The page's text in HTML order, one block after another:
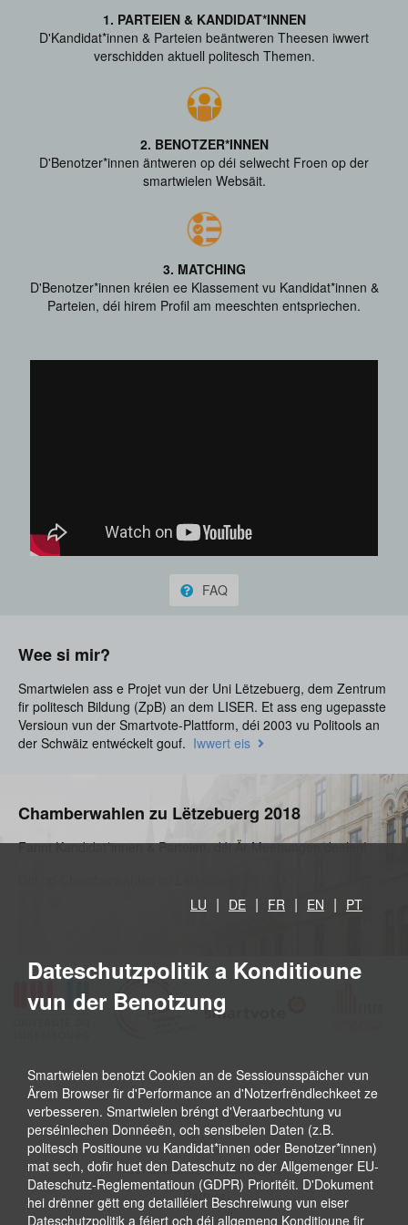
LU DE FR EN PT
Dateschutzpolitik a Konditioune
vun der Benotzung
Smartwielen benotzt Cookien an de Sessiounsspäicher vun
Ärem Browser fir d'Performance an d'Notzerfrëndlechkeet ze
verbesseren. Smartwielen bréngt d'Veraarbechtung vu
perséinlechen Donnéeën, och sensibelen Daten (z.B.
politesch Positioune vu Kandidat*innen oder Benotzer*innen)
mat sech, dofir huet den Dateschutz no der Allgemenger EU-
Dateschutz-Reglementatioun (GDPR) Prioritéit. D'Dokument
hei drënner gëtt eng detailléiert Beschreiwung vun eiser
Dateschutzpolitik a féiert och déi allgemeng Konditioune fir
1. PARTEIEN & KANDIDAT*INNEN
D'Kandidat*innen & Parteien beäntweren Theesen iwwert
verschidden aktuell politesch Themen.
2. BENOTZER*INNEN
D'Benotzer*innen äntweren op déi selwecht Froen op der
smartwielen Websäit.
3. MATCHING
D'Benotzer*innen kréien ee Klassement vu Kandidat*innen &
Parteien, déi hirem Profil am meeschten entspriechen.
FAQ
Wee si mir?
Smartwielen ass e Projet vun der Uni Lëtzebuerg, dem Zentrum
fir politesch Bildung (ZpB) an dem LISER. Et ass eng ugepasste
Versioun vun der Smartvote-Plattform, déi 2003 vu Politools an
der Schwäiz entwéckelt gouf. Iwwert eis
Chamberwahlen zu Lëtzebuerg 2018
Fannt Kandidat*innen & Parteien, déi Är Meenungen deelen!
Methodology
FAQ
Conditiounen & Dateschutz
Partner